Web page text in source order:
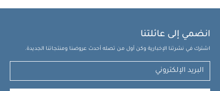
انضمي إلى عائلتنا
اشترك في نشرتنا الإخبارية وكن أول من تصله أحدث عروضنا ومنتجاتنا الجديدة.